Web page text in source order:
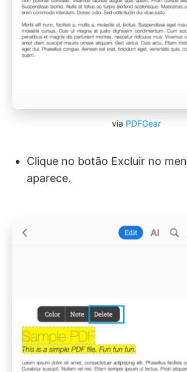
via PDFGear
Clique no botão Excluir no
aparece.